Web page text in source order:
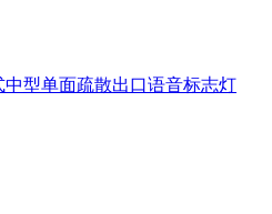
型单面疏散出口语音标志灯